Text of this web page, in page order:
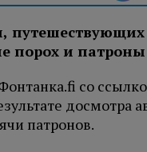
путешествующих
порох и патроны
со
досмотра
патронов.